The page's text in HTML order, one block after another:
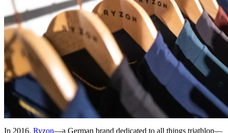
In 2016, Ryzon—a German brand dedicated to all things triathlon—